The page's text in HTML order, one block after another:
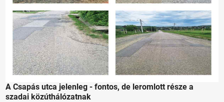
A Csapás utca jelenleg - fontos, de leromlott része a
szadai közúthálózatnak